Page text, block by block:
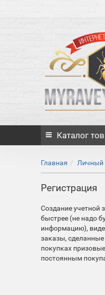
Каталог
Главная Личный
Регистрация
Создание учетной
быстрее (не надо
информацию),
заказы,
покупках
постоянным